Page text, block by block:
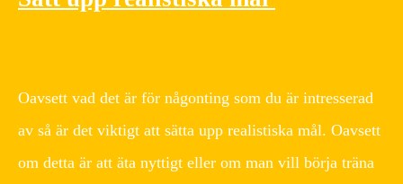
Oavsett vad det är för någonting som du är intresserad
av så är det viktigt att sätta upp realistiska mål. Oavsett
om detta är att äta nyttigt eller om man vill börja träna